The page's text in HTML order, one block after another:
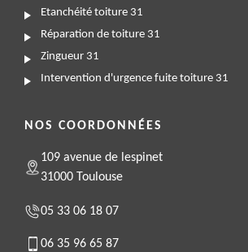
Etanchéité toiture 31
Réparation de toiture 31
Zingueur 31
Intervention d'urgence fuite toiture 31
NOS COORDONNÉES
109 avenue de lespinet
31000 Toulouse
05 33 06 18 07
06 35 96 65 87